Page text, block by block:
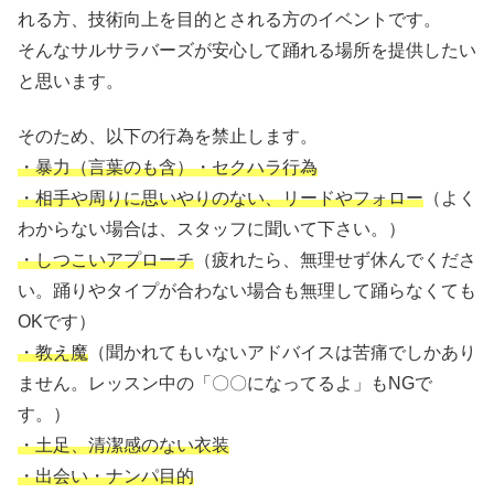
れる方、技術向上を目的とされる方のイベントです。
そんなサルサラバーズが安心して踊れる場所を提供したい
と思います。
そのため、以下の行為を禁止します。
・暴力（言葉のも含）・セクハラ行為
・相手や周りに思いやりのない、リードやフォロー （よく
わからない場合は、スタッフに聞いて下さい。）
・しつこいアプローチ （疲れたら、無理せず休んでくださ
い。踊りやタイプが合わない場合も無理して踊らなくても
OKです）
・教え魔 （聞かれてもいないアドバイスは苦痛でしかあり
ません。レッスン中の「〇〇になってるよ」もNGで
す。）
・土足、清潔感のない衣装
・出会い・ナンパ目的